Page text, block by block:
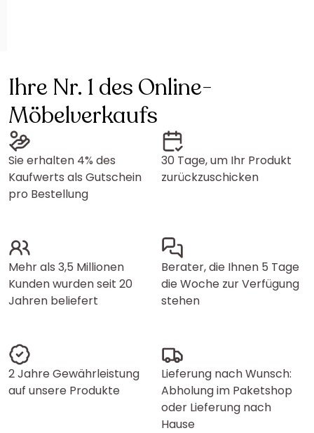
Ihre Nr. 1 des Online-
Möbelverkaufs
Sie erhalten 4% des
Kaufwerts als Gutschein
pro Bestellung
30 Tage, um Ihr Produkt
zurückzuschicken
Mehr als 3,5 Millionen
Kunden wurden seit 20
Jahren beliefert
Berater, die Ihnen 5 Tage
die Woche zur Verfügung
stehen
2 Jahre Gewährleistung
auf unsere Produkte
Lieferung nach Wunsch:
Abholung im Paketshop
oder Lieferung nach
Hause